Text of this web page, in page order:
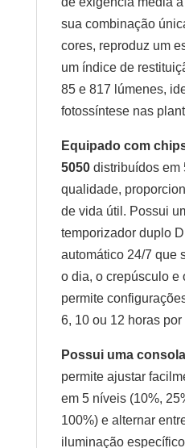
sua combinação
cores, reproduz um
um índice de
85 e 817 lúmenes,
fotossíntese nas
Equipado com
5050distribuídos em
qualidade,
de vida útil. Possui
temporizador duplo
automático 24/7 que
o dia, o crepúsculo e
permite
6, 10 ou 12 horas por
Possui uma
permite ajustar
em 5 níveis (10%,
100%) e alternar
iluminação